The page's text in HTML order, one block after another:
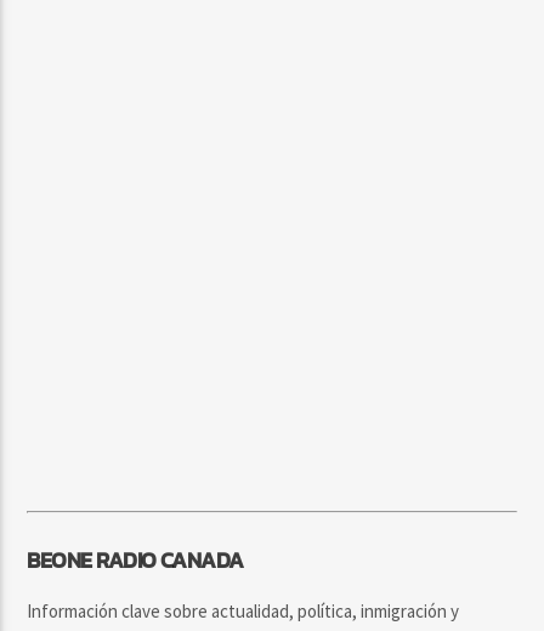
BEONE RADIO CANADA
Información clave sobre actualidad, política, inmigración y